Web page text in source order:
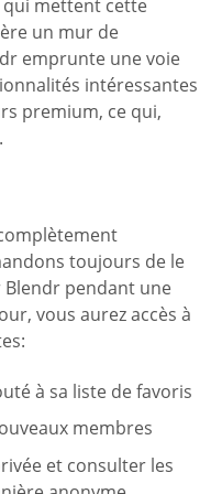
mettent cette
un mur de
emprunte une voie
intéressantes
premium, ce qui,
toujours de le
Blendr pendant une
vous aurez accès à
à sa liste de favoris
membres
et consulter les